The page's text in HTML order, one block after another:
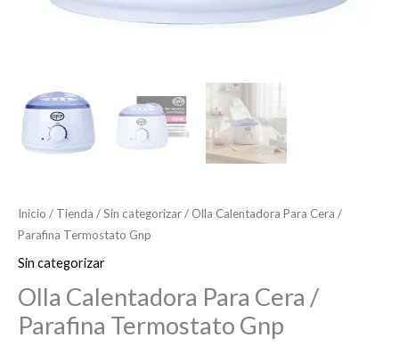
Inicio / Tienda /Sin categorizar/ Olla Calentadora Para Cera /
Parafina Termostato Gnp
Sin categorizar
Olla Calentadora Para Cera /
Parafina Termostato Gnp